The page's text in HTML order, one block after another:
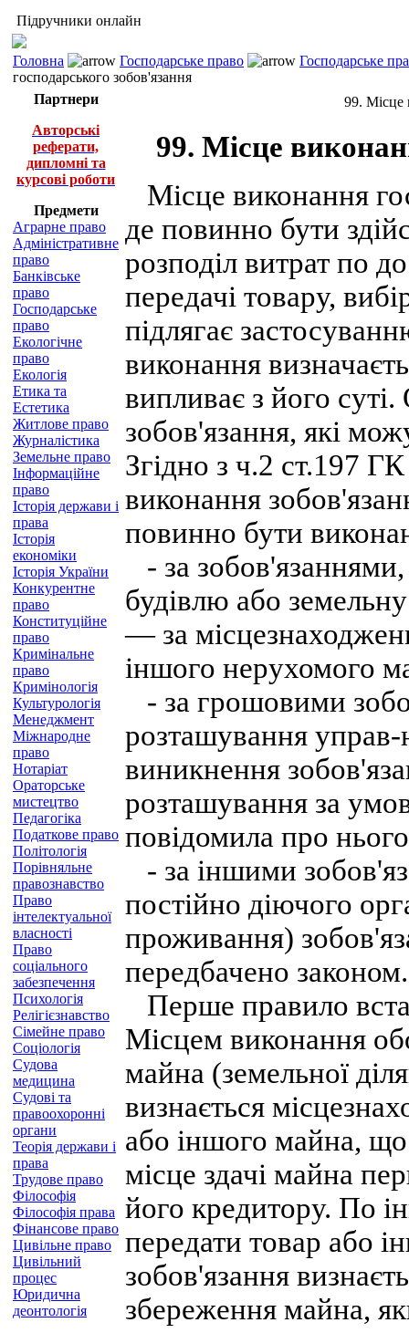
Підручники онлайн
Головна Господарське право
Господарське
господарського зобов'язання
Партнери
Авторські
реферати,
дипломні та
курсові роботи
Предмети
Аграрне право
Адміністративне
право
Банківське
право
Господарське
право
Екологічне
право
Екологія
Етика та
Естетика
Житлове право
Журналістика
Земельне право
Інформаційне
право
Історія держави і
права
Історія
економіки
Історія України
Конкурентне
право
Конституційне
право
Кримінальне
право
Кримінологія
Культурологія
Менеджмент
Міжнародне
право
Нотаріат
Ораторське
мистецтво
Педагогіка
Податкове право
Політологія
Порівняльне
правознавство
Право
інтелектуальної
власності
Право
соціального
забезпечення
Психологія
Релігієзнавство
Сімейне право
Соціологія
Судова
медицина
Судові та
правоохоронні
органи
Теорія держави і
права
Трудове право
Філософія
Філософія права
Фінансове право
Цивільне право
Цивільний
процес
Юридична
деонтологія
99. Місце
99. Місце
Місце виконання
де повинно бути
розподіл витрат по
передачі товару,
підлягає
виконання
випливає з його
зобов'язання, які
Згідно з ч.2 ст.197
виконання
повинно бути
- за
будівлю або
— за
іншого нерухомого
- за грошовими
розташування
виникнення
розташування за
повідомила про
- за іншими
постійно діючого
проживання)
передбачено законом.
Перше правило
Місцем виконання
майна (земельної
визнається
або іншого майна,
місце здачі майна
його кредитору. По
передати товар або
зобов'язання
збереження майна,